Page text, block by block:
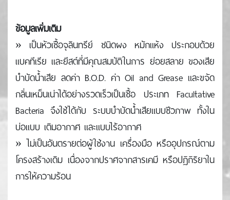
ข้อมูลเพิ่มเติม
» เป็นหัวเชื้อจุลินทรีย์ ชนิดผง หมักแห้ง ประกอบด้วย
แบคทีเรีย และยีสต์ที่มีคุณสมบัติในการ ย่อยสลาย ของเสีย
บําบัดน้ำเสีย ลดค่า B.O.D. ค่า Oil and Grease และขจัด
กลิ่นเหม็นเน่าได้อย่างรวดเร็วเป็นเชื้อ ประเภท Facultative
Bacteria จึงใช้ได้กับ ระบบบําบัดน้ำเสียแบบชีวภาพ ทั้งใน
บ่อแบบ เติมอากาศ และแบบไร้อากาศ
» ไม่เป็นอันตรายต่อผู้ใช้งาน เครื่องมือ หรืออุปกรณ์ตาม
โครงสร้างเดิม เนื่องจากปราศจากสารเคมี หรือปฏิกิริยาใน
การให้ความร้อน